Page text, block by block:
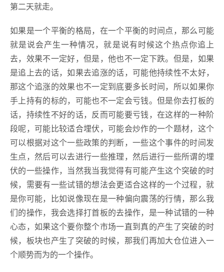
第二天就走。
如果是一个平衡的格局，在一个平衡的时间点，那么可能
就是说会产生一种情况，就是说有时候这个热点你追上
去，效果不一定好，但是，他也不一定下跌。但是，如果
是追上去的话，如果去追涨的话，可能他持续性不太好，
那这个追涨的效果也不一定到底要多长时间，所以如果你
手上持有的标的，可能也不一定会亏钱。但是你去打板的
话，持续性不好的话，反而可能要亏钱，在这样的一种阶
段呢，可能比较适合埋伏，可能会炒作的一个题材，这个
可以根据对这个一些政策的判断，一些这个事件的时间发
生点，然后可以去进行一些推理，然后进行一些所谓的埋
伏的一些操作，当然我当我觉得有可能产生这个突破的时
候，需要有一些试错的想法会更适合这样的一个过程，就
是你可能，比如说像现在是一种偏向震荡的行情，那么我
们的操作，我会选择打首板的去操作，是一种试错的一种
心态，如果这个要你整个市场一直到真的产生了突破的时
候，板块也产生了突破的时候，那我们再加大仓位进入一
个顺势而为的一个操作。